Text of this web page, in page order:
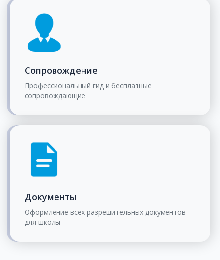
Сопровождение
Профессиональный гид и бесплатные
сопровождающие
Документы
Оформление всех разрешительных документов
для школы